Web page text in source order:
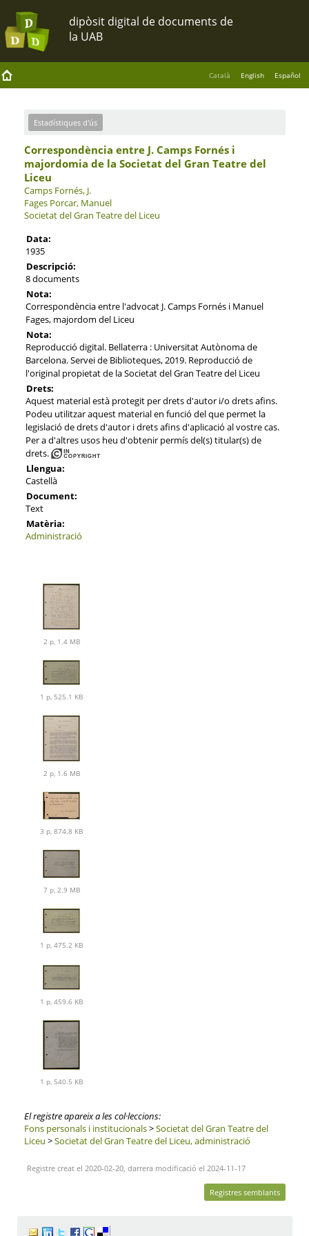
Català English Español
Estadístiques d'ús
Correspondència entre J. Camps Fornés i
majordomia de la Societat del Gran Teatre del
Liceu
Camps Fornés, J.
Fages Porcar, Manuel
Societat del Gran Teatre del Liceu
Data:
1935
Descripció:
8 documents
Nota:
Correspondència entre l'advocat J. Camps Fornés i Manuel
Fages, majordom del Liceu
Nota:
Reproducció digital. Bellaterra : Universitat Autònoma de
Barcelona. Servei de Biblioteques, 2019. Reproducció de
l'original propietat de la Societat del Gran Teatre del Liceu
Drets:
Aquest material està protegit per drets d'autor i/o drets afins.
Podeu utilitzar aquest material en funció del que permet la
legislació de drets d'autor i drets afins d'aplicació al vostre cas.
Per a d'altres usos heu d'obtenir permís del(s) titular(s) de
drets.
Llengua:
Castellà
Document:
Text
Matèria:
Administració
2 p, 1.4 MB
1 p, 525.1 KB
2 p, 1.6 MB
3 p, 874.8 KB
7 p, 2.9 MB
1 p, 475.2 KB
1 p, 459.6 KB
1 p, 540.5 KB
El registre apareix a les col·leccions:
Fons personals i institucionals>Societat del Gran Teatre del
Liceu >Societat del Gran Teatre del Liceu, administració
Registre creat el 2020-02-20, darrera modificació el 2024-11-17
Registres semblants